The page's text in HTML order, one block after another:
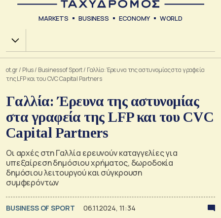
MARKETS BUSINESS ECONOMY WORLD
Χ.Α.
ot.gr/ Plus/ Business of Sport/ Γαλλία: Έρευνα της αστυνομίας στα γραφεία
της LFP και του CVC Capital Partners
Γαλλία: Έρευνα της αστυνομίας
στα γραφεία της LFP και του CVC
Capital Partners
Οι αρχές στη Γαλλία ερευνούν καταγγελίες για
υπεξαίρεση δημόσιου χρήματος, δωροδοκία
δημόσιου λειτουργού και σύγκρουση
συμφερόντων
BUSINESS OF SPORT 06.11.2024, 11:34